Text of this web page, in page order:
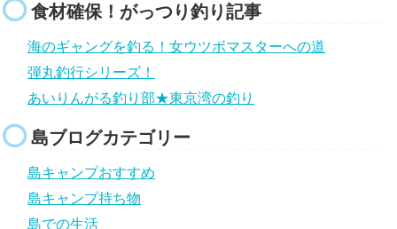
食材確保！がっつり釣り記事
海のギャングを釣る！女ウツボマスターへの道
弾丸釣行シリーズ！
あいりんがる釣り部★東京湾の釣り
島ブログカテゴリー
島キャンプおすすめ
島キャンプ持ち物
島での生活